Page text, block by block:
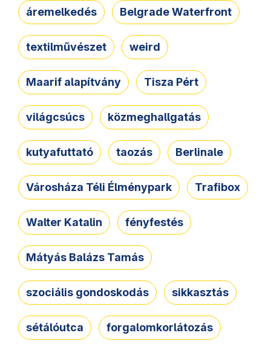
áremelkedés Belgrade Waterfront
textilművészet weird
Maarif alapítvány Tisza Pért
világcsúcs közmeghallgatás
kutyafuttató taozás Berlinale
Városháza Téli Élménypark Trafibox
Walter Katalin fényfestés
Mátyás Balázs Tamás
szociális gondoskodás sikkasztás
sétálóutca forgalomkorlátozás